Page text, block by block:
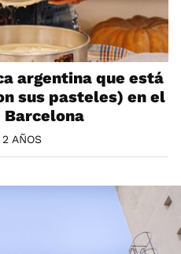
argentina que está
sus pasteles) en el
AÑOS